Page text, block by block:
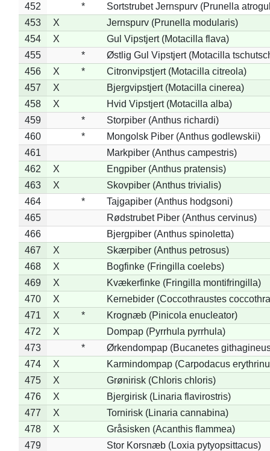
452
*
Sortstrubet Jernspurv (Prunella
453
X
Jernspurv (Prunella modularis)
454
X
Gul Vipstjert (Motacilla flava)
455
*
Østlig Gul Vipstjert (Motacilla
456
X *
Citronvipstjert (Motacilla citreola)
457
X
Bjergvipstjert (Motacilla cinerea)
458
X
Hvid Vipstjert (Motacilla alba)
459
*
Storpiber (Anthus richardi)
460
*
Mongolsk Piber (Anthus godlewskii)
461
Markpiber (Anthus campestris)
462
X
Engpiber (Anthus pratensis)
463
X
Skovpiber (Anthus trivialis)
464
*
Tajgapiber (Anthus hodgsoni)
465
Rødstrubet Piber (Anthus cervinus)
466
Bjergpiber (Anthus spinoletta)
467
X
Skærpiber (Anthus petrosus)
468
X
Bogfinke (Fringilla coelebs)
469
X
Kvækerfinke (Fringilla montifringilla)
470
X
Kernebider (Coccothraustes
471
X *
Krognæb (Pinicola enucleator)
472
X
Dompap (Pyrrhula pyrrhula)
473
*
Ørkendompap (Bucanetes
474
X
Karmindompap (Carpodacus
475
X
Grønirisk (Chloris chloris)
476
X
Bjergirisk (Linaria flavirostris)
477
X
Tornirisk (Linaria cannabina)
478
X
Gråsisken (Acanthis flammea)
479
Stor Korsnæb (Loxia pytyopsittacus)